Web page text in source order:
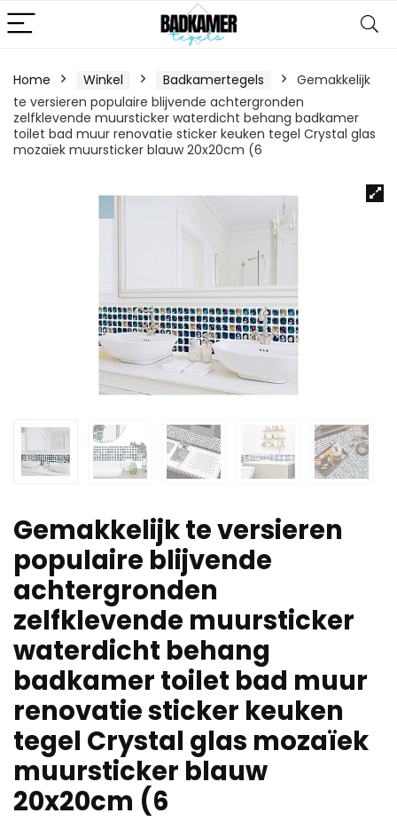
Home Winkel Badkamertegels
Gemakkelijk
te versieren populaire blijvende achtergronden
zelfklevende muursticker waterdicht behang badkamer
toilet bad muur renovatie sticker keuken tegel Crystal glas
mozaïek muursticker blauw 20x20cm (6
Gemakkelijk te versieren
populaire blijvende
achtergronden
zelfklevende muursticker
waterdicht behang
badkamer toilet bad muur
renovatie sticker keuken
tegel Crystal glas mozaïek
muursticker blauw
20x20cm (6